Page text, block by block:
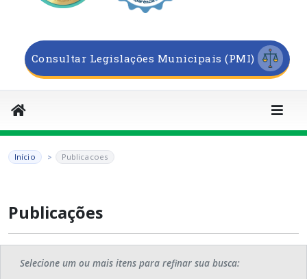
Consultar Legislações Municipais (PMI)
Início Publicacoes
Publicações
Selecione um ou mais itens para refinar sua busca: